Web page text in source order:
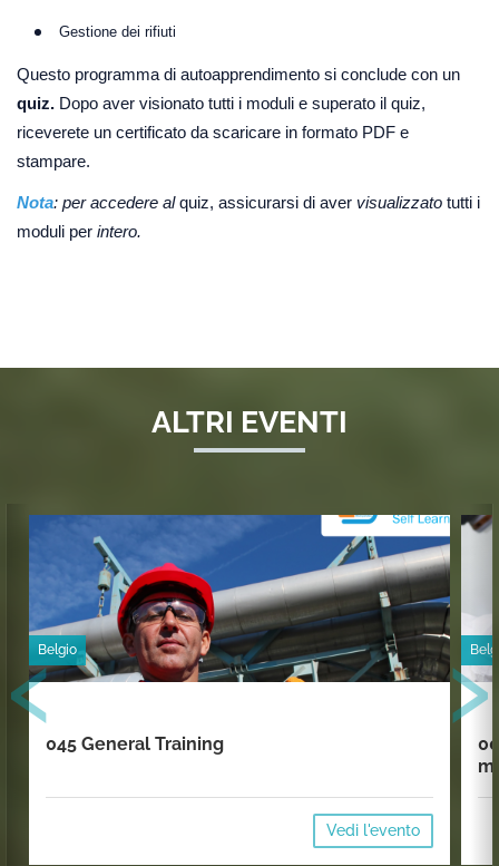
Gestione dei rifiuti
Questo programma di autoapprendimento si conclude con un
quiz. Dopo aver visionato tutti i moduli e superato il quiz,
riceverete un certificato da scaricare in formato PDF e
stampare.
Nota: per accedere alquiz, assicurarsi di aver visualizzato tutti i
moduli per intero.
ALTRI EVENTI
Belgio
045 General Training
Vedi l'evento
‹ ›